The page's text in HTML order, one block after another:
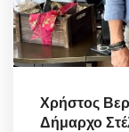
Χρήστος
Δήμαρχο